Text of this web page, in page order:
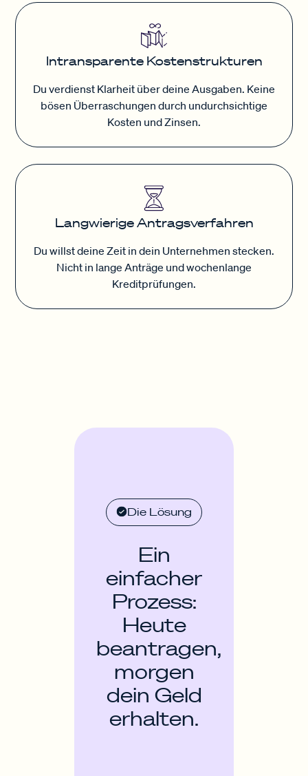
Intransparente Kostenstrukturen
Du verdienst Klarheit über deine Ausgaben. Keine
bösen Überraschungen durch undurchsichtige
Kosten und Zinsen.
Langwierige Antragsverfahren
Du willst deine Zeit in dein Unternehmen stecken.
Nicht in lange Anträge und wochenlange
Kreditprüfungen.
Die Lösung
Ein
einfacher
Prozess:
Heute
beantragen,
morgen
dein Geld
erhalten.